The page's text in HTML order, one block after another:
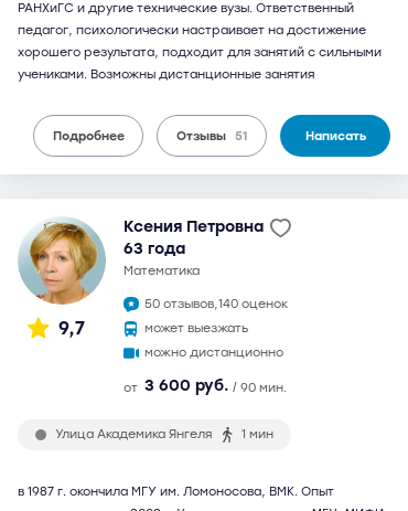
РАНХиГС и другие технические вузы. Ответственный
педагог, психологически настраивает на достижение
хорошего результата, подходит для занятий с сильными
учениками. Возможны дистанционные занятия
Подробнее Отзывы 51 Написать
9,7
Ксения Петровна
63 года
математика
50 отзывов,140 оценок
может выезжать
можно дистанционно
от 3 600 руб. / 90 мин.
Улица Академика Янгеля 1 мин
в 1987 г. окончила МГУ им. Ломоносова, ВМК. Опыт